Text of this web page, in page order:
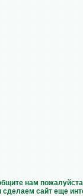
нам
сайт еще